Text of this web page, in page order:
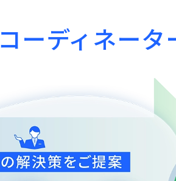
コーディネータ